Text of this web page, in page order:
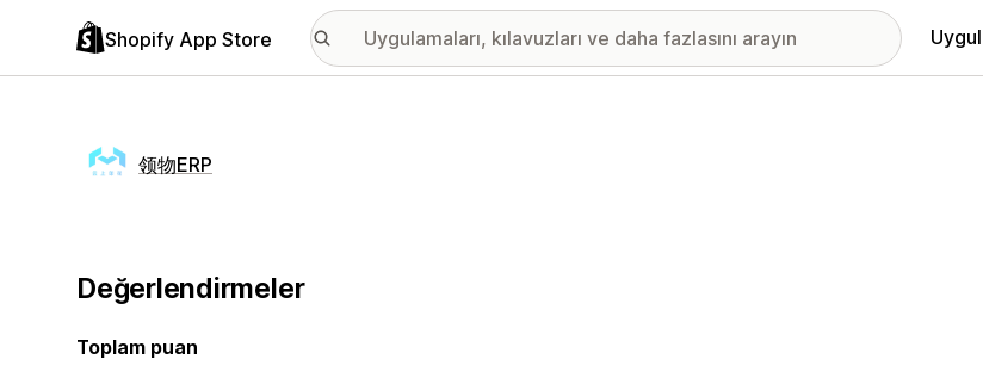
Shopify App Store
领物ERP
Değerlendirmeler
Toplam puan